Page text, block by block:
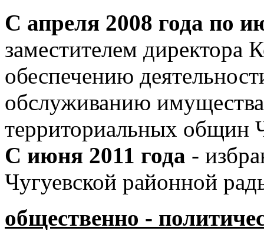
С апреля 2008 года по
заместителем директора
обеспечению
обслуживанию
территориальных общин
С июня 2011 года -
Чугуевской районной
общественно -